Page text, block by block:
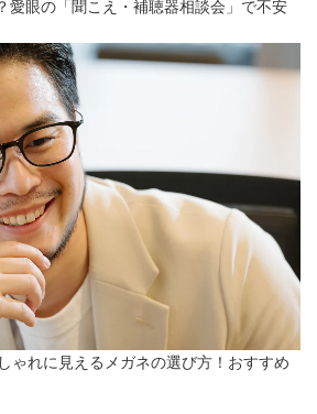
愛眼の「聞こえ・補聴器相談会」で不安
ゃれに見えるメガネの選び方！おすすめ